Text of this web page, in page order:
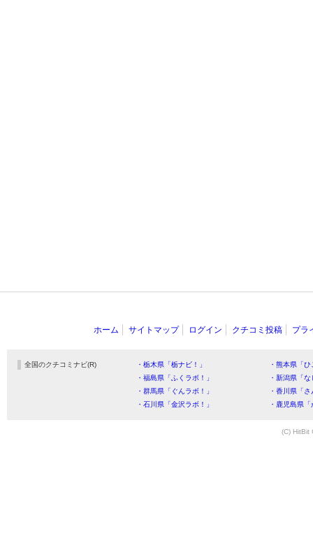
ホーム サイトマップ ログイン クチコミ投稿 プラ
全国のクチコミナビ(R) ・栃木県「栃ナビ！」
・熊本県「
・福島県「ふくラボ！」
・新潟県「
・群馬県「ぐんラボ！」
・香川県「
・石川県「金沢ラボ！」
・鹿児島県
(C) HitBit